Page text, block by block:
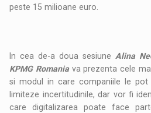
peste 15 milioane euro.
In cea de-a doua sesiune Alina
KPMG Romaniava prezenta cele
si modul in care companiile le
limiteze incertitudinile, dar vor fi
care digitalizarea poate face